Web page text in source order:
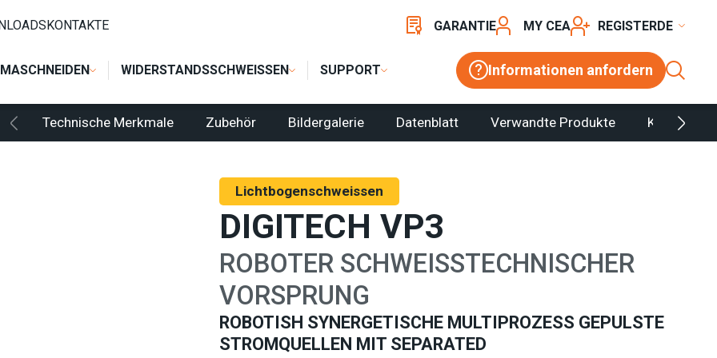
WIDERSTANDSSCHWEISSEN SUPPORT Informationen anfordern
KONTAKTE GARANTIE MY CEA REGISTER
Technische Merkmale Zubehör Bildergalerie Datenblatt Verwandte Produkte
Lichtbogenschweissen
DIGITECH VP3
ROBOTER SCHWEISSTECHNISCHER
VORSPRUNG
ROBOTISH SYNERGETISCHE MULTIPROZESS GEPULSTE
STROMQUELLEN MIT SEPARATED